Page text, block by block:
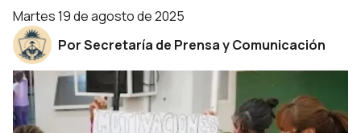
martes 19 de agosto de 2025
Por Secretaría de Prensa y Comunicación